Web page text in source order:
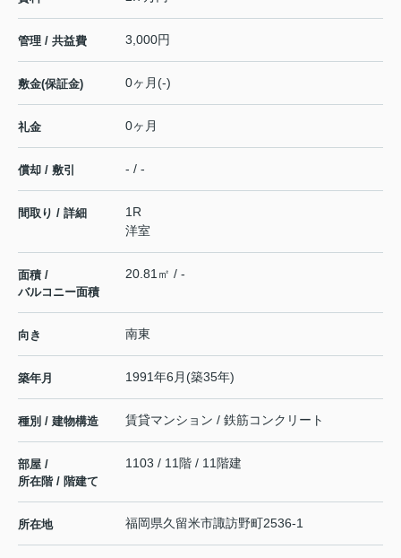
管理 / 共益費 3,000円
敷金(保証金) 0ヶ月(-)
礼金 0ヶ月
償却 / 敷引 - / -
間取り / 詳細
1R
洋室
面積 /
バルコニー面積
20.81㎡ / -
向き 南東
築年月 1991年6月(築35年)
種別 / 建物構造 賃貸マンション / 鉄筋コンクリート
部屋 /
所在階 / 階建て
1103 / 11階 / 11階建
所在地 福岡県久留米市諏訪野町2536-1